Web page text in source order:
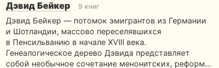
Дэвид Бейкер 9 книг
Дэвид Бейкер — потомок эмигрантов из Германии
и Шотландии, массово переселявшихся
в Пенсильванию в начале XVIII века.
Генеалогическое дерево Дэвида представляет
собой необычное сочетание менонитских, реформ…